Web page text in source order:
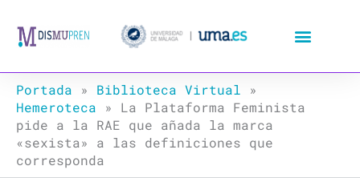
Portada » Biblioteca Virtual »
Hemeroteca » La Plataforma Feminista
pide a la RAE que añada la marca
«sexista» a las definiciones que
corresponda